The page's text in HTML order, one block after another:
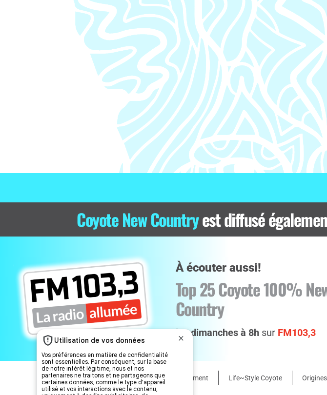
Coyote New Countryest diffusé
À écouter aussi!
Top 25 Coyote 100%
Country
les dimanches à 8hsur FM103,3
Accueil Le TOP 25 Joué récemment Life~Style Coyote Origines